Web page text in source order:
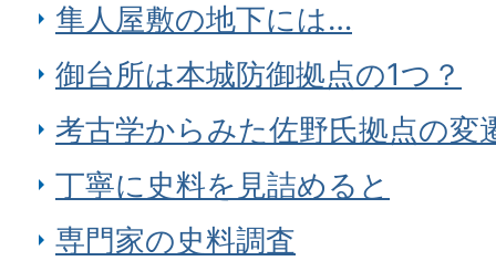
隼人屋敷の地下には…
御台所は本城防御拠点の1つ？
考古学からみた佐野氏拠点の変
丁寧に史料を見詰めると
専門家の史料調査